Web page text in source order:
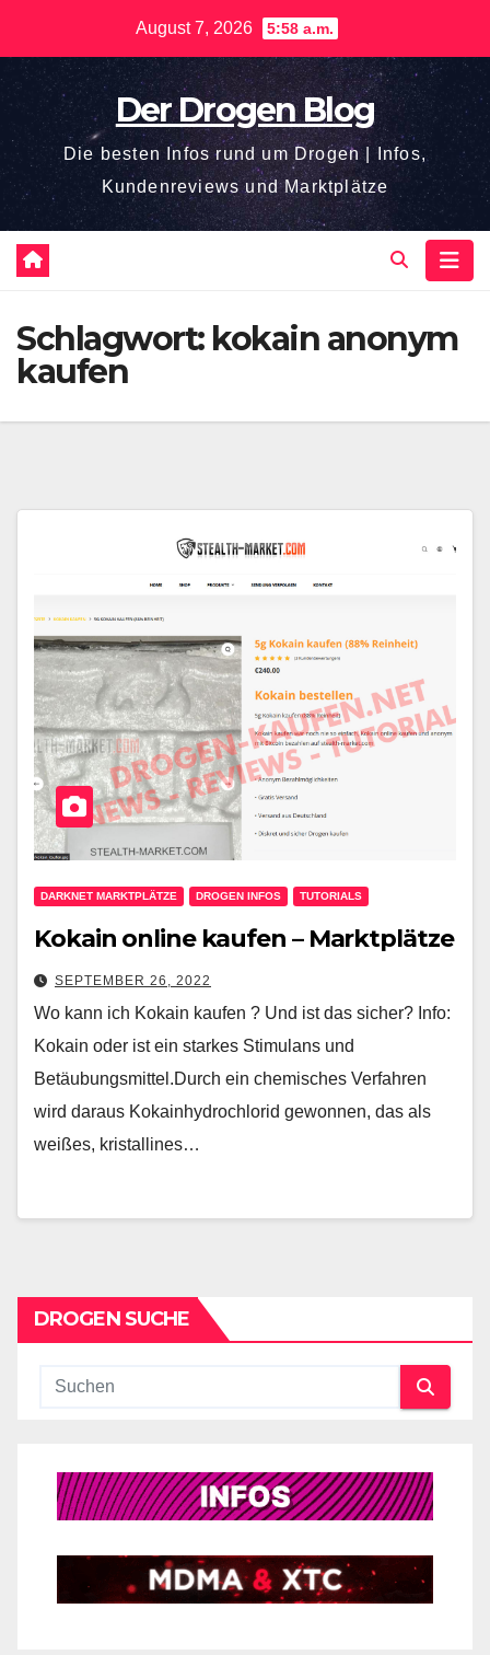
springen
August 7, 2026 5:58 a.m.
Der Drogen Blog
Die besten Infos rund um Drogen | Infos,
Kundenreviews und Marktplätze
Schlagwort: kokain anonym
kaufen
DARKNET MARKTPLÄTZE DROGEN INFOS TUTORIALS
Kokain online kaufen – Marktplätze
SEPTEMBER 26, 2022
Wo kann ich Kokain kaufen ? Und ist das sicher? Info:
Kokain oder ist ein starkes Stimulans und
Betäubungsmittel.Durch ein chemisches Verfahren
wird daraus Kokainhydrochlorid gewonnen, das als
weißes, kristallines…
DROGEN SUCHE